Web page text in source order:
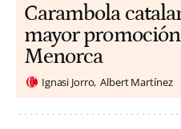
Carambola
mayor
Menorca
Ignasi Jorro Albert Martínez